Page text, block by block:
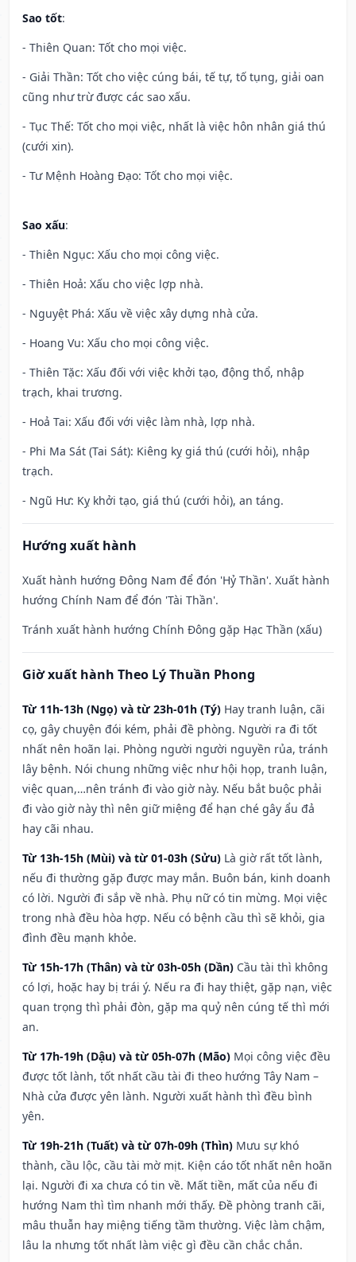
Sao tốt:
- Thiên Quan: Tốt cho mọi việc.
- Giải Thần: Tốt cho việc cúng bái, tế tự, tố tụng, giải oan
cũng như trừ được các sao xấu.
- Tục Thế: Tốt cho mọi việc, nhất là việc hôn nhân giá thú
(cưới xin).
- Tư Mệnh Hoàng Đạo: Tốt cho mọi việc.
Sao xấu:
- Thiên Ngục: Xấu cho mọi công việc.
- Thiên Hoả: Xấu cho việc lợp nhà.
- Nguyệt Phá: Xấu về việc xây dựng nhà cửa.
- Hoang Vu: Xấu cho mọi công việc.
- Thiên Tặc: Xấu đối với việc khởi tạo, động thổ, nhập
trạch, khai trương.
- Hoả Tai: Xấu đối với việc làm nhà, lợp nhà.
- Phi Ma Sát (Tai Sát): Kiêng kỵ giá thú (cưới hỏi), nhập
trạch.
- Ngũ Hư: Kỵ khởi tạo, giá thú (cưới hỏi), an táng.
Hướng xuất hành
Xuất hành hướng Đông Nam để đón 'Hỷ Thần'. Xuất hành
hướng Chính Nam để đón 'Tài Thần'.
Tránh xuất hành hướng Chính Đông gặp Hạc Thần (xấu)
Giờ xuất hành Theo Lý Thuần Phong
Từ 11h-13h (Ngọ) và từ 23h-01h (Tý) Hay tranh luận, cãi
cọ, gây chuyện đói kém, phải đề phòng. Người ra đi tốt
nhất nên hoãn lại. Phòng người người nguyền rủa, tránh
lây bệnh. Nói chung những việc như hội họp, tranh luận,
việc quan,…nên tránh đi vào giờ này. Nếu bắt buộc phải
đi vào giờ này thì nên giữ miệng để hạn ché gây ẩu đả
hay cãi nhau.
Từ 13h-15h (Mùi) và từ 01-03h (Sửu) Là giờ rất tốt lành,
nếu đi thường gặp được may mắn. Buôn bán, kinh doanh
có lời. Người đi sắp về nhà. Phụ nữ có tin mừng. Mọi việc
trong nhà đều hòa hợp. Nếu có bệnh cầu thì sẽ khỏi, gia
đình đều mạnh khỏe.
Từ 15h-17h (Thân) và từ 03h-05h (Dần) Cầu tài thì không
có lợi, hoặc hay bị trái ý. Nếu ra đi hay thiệt, gặp nạn, việc
quan trọng thì phải đòn, gặp ma quỷ nên cúng tế thì mới
an.
Từ 17h-19h (Dậu) và từ 05h-07h (Mão) Mọi công việc đều
được tốt lành, tốt nhất cầu tài đi theo hướng Tây Nam –
Nhà cửa được yên lành. Người xuất hành thì đều bình
yên.
Từ 19h-21h (Tuất) và từ 07h-09h (Thìn) Mưu sự khó
thành, cầu lộc, cầu tài mờ mịt. Kiện cáo tốt nhất nên hoãn
lại. Người đi xa chưa có tin về. Mất tiền, mất của nếu đi
hướng Nam thì tìm nhanh mới thấy. Đề phòng tranh cãi,
mâu thuẫn hay miệng tiếng tầm thường. Việc làm chậm,
lâu la nhưng tốt nhất làm việc gì đều cần chắc chắn.